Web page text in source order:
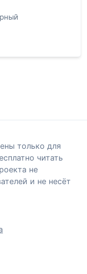
только для
читать
не
и не несёт